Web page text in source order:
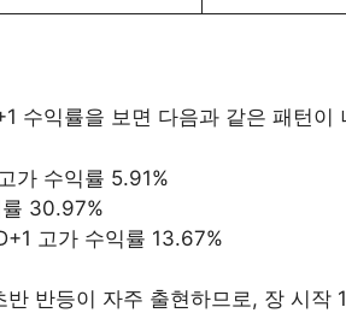
수익률을 보면 다음과 같은 패턴이
가 수익률 5.91%
30.97%
고가 수익률 13.67%
반 반등이 자주 출현하므로, 장 시작